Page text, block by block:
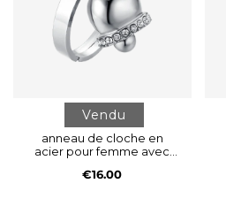
Vendu
anneau de cloche en
acier pour femme avec
€16.00